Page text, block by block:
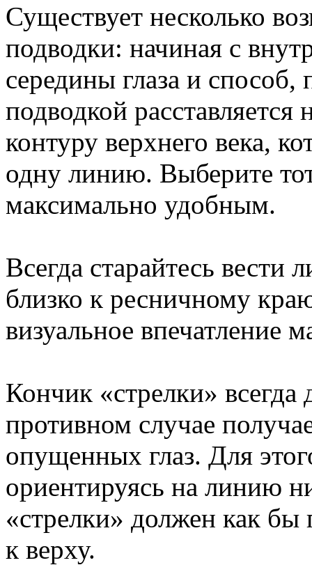
Существует несколько
подводки: начиная с
середины глаза и способ,
подводкой расставляется
контуру верхнего века,
одну линию. Выберите
максимально удобным.
Всегда старайтесь
близко к ресничному
визуальное впечатление
Кончик «стрелки»
противном случае
опущенных глаз. Для
ориентируясь на линию
«стрелки» должен как бы
к верху.